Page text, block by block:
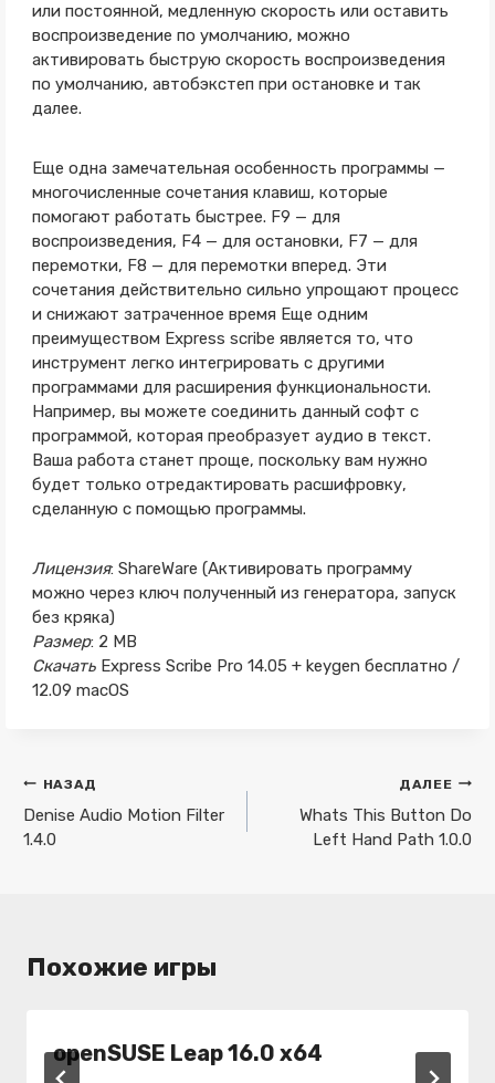
или постоянной, медленную скорость или оставить
воспроизведение по умолчанию, можно
активировать быструю скорость воспроизведения
по умолчанию, автобэкстеп при остановке и так
далее.
Еще одна замечательная особенность программы —
многочисленные сочетания клавиш, которые
помогают работать быстрее. F9 — для
воспроизведения, F4 — для остановки, F7 — для
перемотки, F8 — для перемотки вперед. Эти
сочетания действительно сильно упрощают процесс
и снижают затраченное время Еще одним
преимуществом Express scribe является то, что
инструмент легко интегрировать с другими
программами для расширения функциональности.
Например, вы можете соединить данный софт с
программой, которая преобразует аудио в текст.
Ваша работа станет проще, поскольку вам нужно
будет только отредактировать расшифровку,
сделанную с помощью программы.
Лицензия: ShareWare (Активировать программу
можно через ключ полученный из генератора, запуск
без кряка)
Размер: 2 MB
Скачать Express Scribe Pro 14.05 + keygen бесплатно /
12.09 macOS
Навигация
по
записям
НАЗАД
Denise Audio Motion Filter
1.4.0
ДАЛЕЕ
Whats This Button Do
Left Hand Path 1.0.0
Похожие игры
openSUSE Leap 16.0 x64